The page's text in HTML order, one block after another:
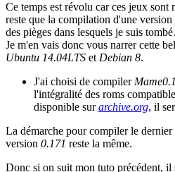
Ce temps est révolu car ces jeux sont
reste que la compilation d'une version
des pièges dans lesquels je suis
Je m'en vais donc vous narrer cette
Ubuntu 14.04LTS et Debian 8.
J'ai choisi de compiler
l'intégralité des roms
disponible surarchive.org, il
La démarche pour compiler le dernier
version 0.171 reste la même.
Donc si on suit mon tuto précédent,